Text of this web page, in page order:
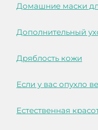
Домашние маски
Дополнительный
Дряблость кожи
Если у вас опухло
Естественная